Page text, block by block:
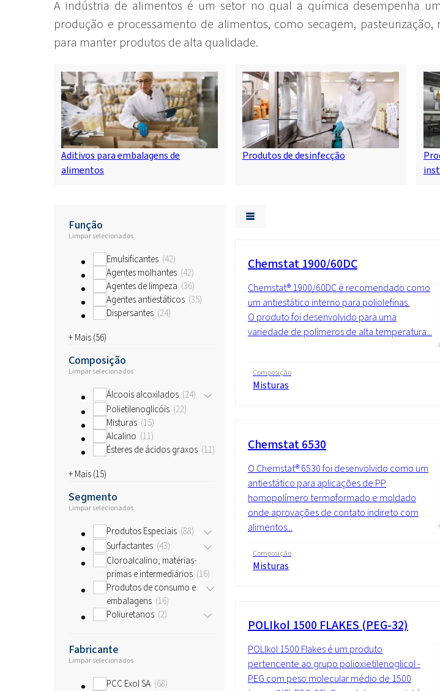
A indústria de alimentos é um setor no qual a química desempenha
produção e processamento de alimentos, como secagem,
para manter produtos de alta qualidade.
Aditivos para embalagens de
alimentos
Produtos de desinfecção
Função
Limpar selecionados
Emulsificantes 42
Agentes molhantes 42
Agentes de limpeza 36
Agentes antiestáticos 35
Dispersantes 24
+ Mais (56)
Composição
Limpar selecionados
Álcoois alcoxilados 24
Polietilenoglicóis 22
Misturas 15
Alcalino 11
Ésteres de ácidos graxos 11
+ Mais (15)
Segmento
Limpar selecionados
Produtos Especiais 88
Surfactantes 43
Cloroalcalino, matérias-
primas e intermediários 16
Produtos de consumo e
embalagens 16
Poliuretanos 2
Fabricante
Limpar selecionados
PCC Exol SA 68
Chemstat 1900/60DC
Chemstat® 1900/60DC é recomendado como
um antiestático interno para poliolefinas.
O produto foi desenvolvido para uma
variedade de polímeros de alta temperatura...
Composição
Misturas
Chemstat 6530
O Chemstat® 6530 foi desenvolvido como um
antiestático para aplicações de PP
homopolímero termoformado e moldado
onde aprovações de contato indireto com
alimentos...
Composição
Misturas
POLIkol 1500 FLAKES (PEG-32)
POLIkol 1500 Flakes é um produto
pertencente ao grupo polioxietilenoglicol -
PEG com peso molecular médio de 1500